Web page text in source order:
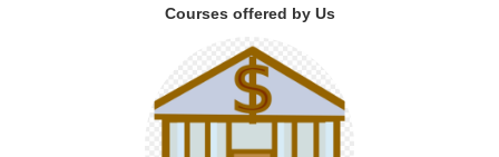
Courses offered by Us